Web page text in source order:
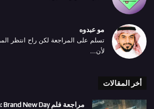
مو عبدوه
تسلم على المراجعة لكن راح انتظر
لأن...
أخر المقالات